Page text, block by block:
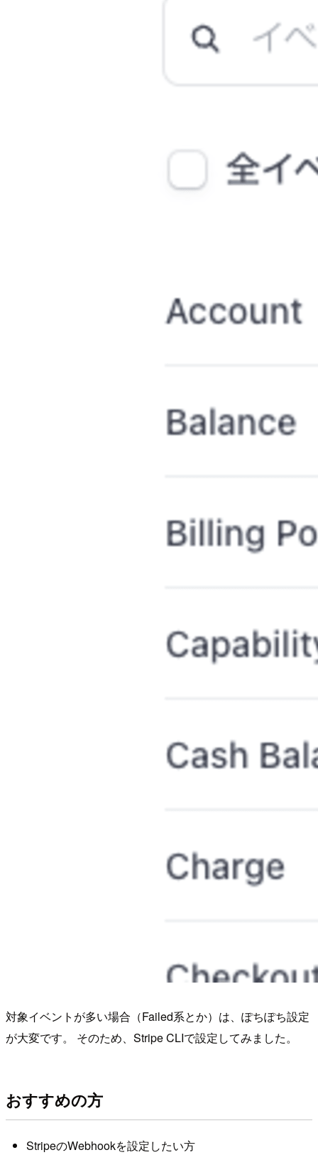
対象イベントが多い場合（Failed系とか）は、ぽちぽち設定
が大変です。 そのため、Stripe CLIで設定してみました。
おすすめの方
StripeのWebhookを設定したい方